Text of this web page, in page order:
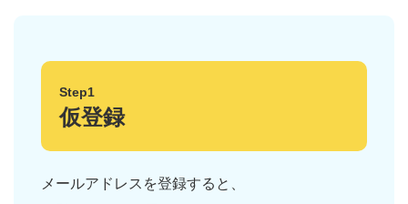
Step1
仮登録
メールアドレスを登録すると、